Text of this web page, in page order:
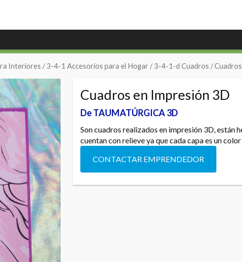
Interiores /3-4-1 Accesorios para el Hogar /3-4-1-d Cuadros /
Cuadros en Impresión 3D
De TAUMATÚRGICA 3D
Son cuadros realizados en impresión 3D, están
cuentan con relieve ya que cada capa es un
CONTACTAR EMPRENDEDOR